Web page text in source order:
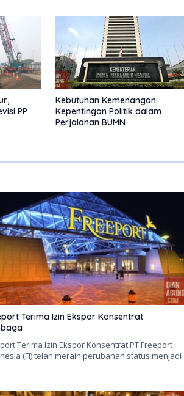
PP
Kebutuhan Kemenangan:
Kepentingan Politik dalam
Perjalanan BUMN
Terima Izin Ekspor Konsentrat
Terima Izin Ekspor Konsentrat PT Freeport
(FI) telah meraih perubahan status menjadi